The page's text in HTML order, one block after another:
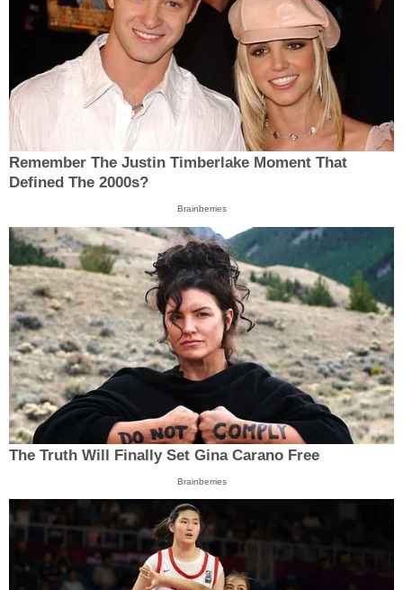
Remember The Justin Timberlake Moment That
Defined The 2000s?
Brainberries
The Truth Will Finally Set Gina Carano Free
Brainberries